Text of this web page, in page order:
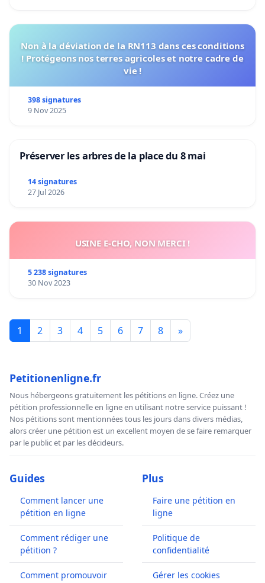
Non à la déviation de la RN113 dans ces conditions
! Protégeons nos terres agricoles et notre cadre de
vie !
398 signatures
9 Nov 2025
Préserver les arbres de la place du 8 mai
14 signatures
27 Jul 2026
USINE E-CHO, NON MERCI !
5 238 signatures
30 Nov 2023
1 2 3 4 5 6 7 8 »
Petitionenligne.fr
Nous hébergeons gratuitement les pétitions en ligne. Créez une
pétition professionnelle en ligne en utilisant notre service puissant !
Nos pétitions sont mentionnées tous les jours dans divers médias,
alors créer une pétition est un excellent moyen de se faire remarquer
par le public et par les décideurs.
Guides
Comment lancer une
pétition en ligne
Comment rédiger une
pétition ?
Comment promouvoir
Plus
Faire une pétition en
ligne
Politique de
confidentialité
Gérer les cookies